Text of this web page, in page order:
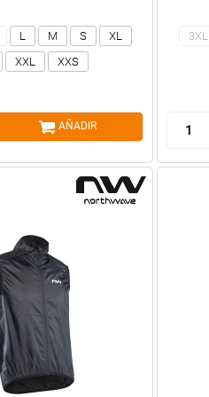
L M S
XL
XXL XXS
AÑADIR
3XL